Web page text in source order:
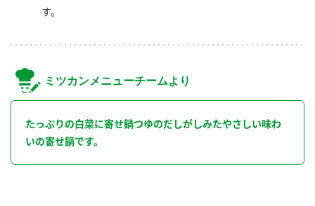
す。
ミツカンメニューチームより
たっぷりの白菜に寄せ鍋つゆのだしがしみたやさしい味わ
いの寄せ鍋です。